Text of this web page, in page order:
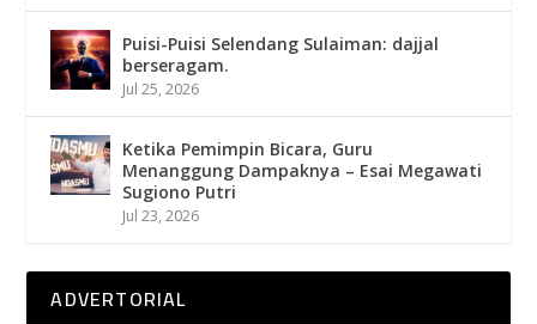
Puisi-Puisi Selendang Sulaiman: dajjal
berseragam.
Jul 25, 2026
Ketika Pemimpin Bicara, Guru
Menanggung Dampaknya – Esai Megawati
Sugiono Putri
Jul 23, 2026
ADVERTORIAL